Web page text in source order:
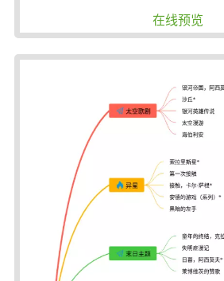
在线预览